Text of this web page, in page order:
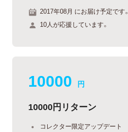
2017年08月 にお届け予定です。
10人が応援しています。
10000 円
10000円リターン
コレクター限定アップデート